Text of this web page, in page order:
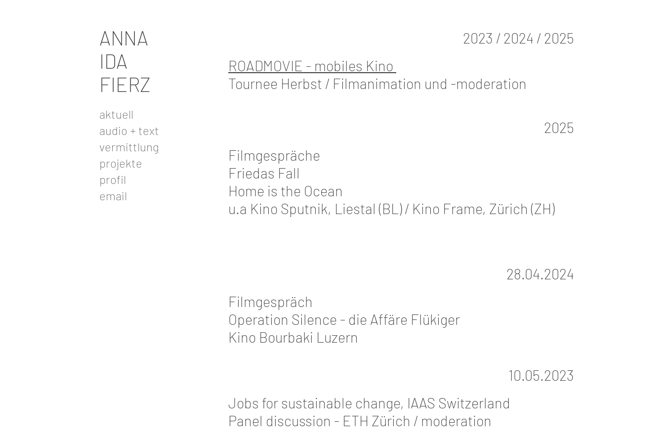
2023 / 2024 / 2025
ROADMOVIE - mobiles Kino
Tournee Herbst / Filmanimation und -moderation
2025
Filmgespräche
Friedas Fall
Home is the Ocean
u.a Kino Sputnik, Liestal (BL) / Kino Frame, Zürich (ZH)
28.04.2024
Filmgespräch
Operation Silence - die Affäre Flükiger
Kino Bourbaki Luzern
10.05.2023
Jobs for sustainable change, IAAS Switzerland
Panel discussion - ETH Zürich / moderation
aktuell
audio + text
vermittlung
projekte
profil
email
ANNA
IDA
FIERZ